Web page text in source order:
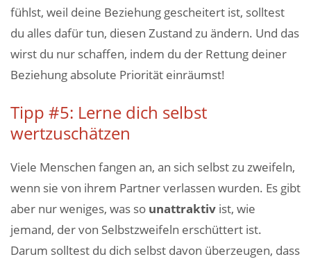
fühlst, weil deine Beziehung gescheitert ist, solltest
du alles dafür tun, diesen Zustand zu ändern. Und das
wirst du nur schaffen, indem du der Rettung deiner
Beziehung absolute Priorität einräumst!
Tipp #5: Lerne dich selbst
wertzuschätzen
Viele Menschen fangen an, an sich selbst zu zweifeln,
wenn sie von ihrem Partner verlassen wurden. Es gibt
aber nur weniges, was so unattraktiv ist, wie
jemand, der von Selbstzweifeln erschüttert ist.
Darum solltest du dich selbst davon überzeugen, dass